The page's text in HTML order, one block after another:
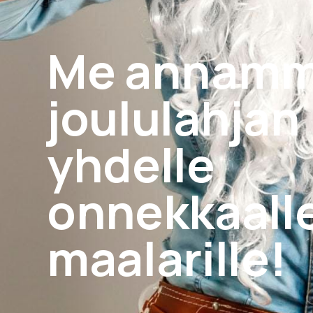
Me
joululahjan
yhdelle
maalarille!